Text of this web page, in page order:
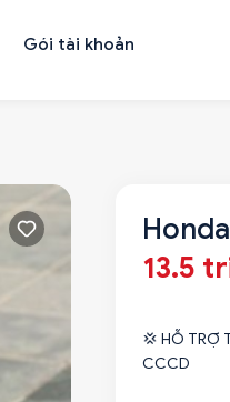
Gói tài khoản
13.5
💢 HỖ TRỢ
CCCD